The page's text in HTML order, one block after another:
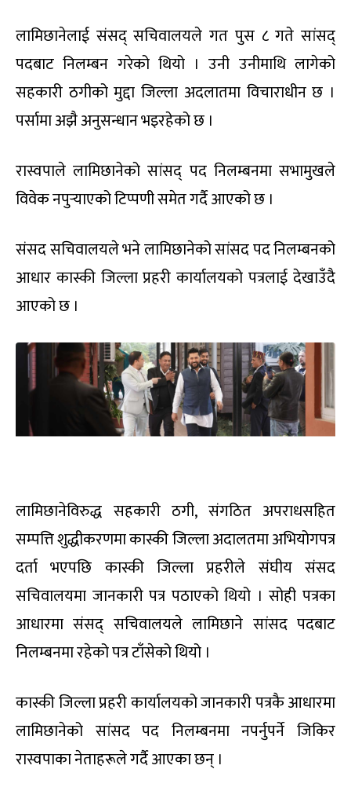
लामिछानेलाई संसद् सचिवालयले गत पुस ८ गते सांसद्
पदबाट निलम्बन गरेको थियो । उनी उनीमाथि लागेको
सहकारी ठगीको मुद्दा जिल्ला अदलातमा विचाराधीन छ ।
पर्सामा अझै अनुसन्धान भइरहेको छ ।
रास्वपाले लामिछानेको सांसद् पद निलम्बनमा सभामुखले
विवेक नपुर्‍याएको टिप्पणी समेत गर्दै आएको छ ।
संसद सचिवालयले भने लामिछानेको सांसद पद निलम्बनको
आधार कास्की जिल्ला प्रहरी कार्यालयको पत्रलाई देखाउँदै
आएको छ ।
लामिछानेविरुद्ध सहकारी ठगी, संगठित अपराधसहित
सम्पत्ति शुद्धीकरणमा कास्की जिल्ला अदालतमा अभियोगपत्र
दर्ता भएपछि कास्की जिल्ला प्रहरीले संघीय संसद
सचिवालयमा जानकारी पत्र पठाएको थियो । सोही पत्रका
आधारमा संसद् सचिवालयले लामिछाने सांसद पदबाट
निलम्बनमा रहेको पत्र टाँसेको थियो ।
कास्की जिल्ला प्रहरी कार्यालयको जानकारी पत्रकै आधारमा
लामिछानेको सांसद पद निलम्बनमा नपर्नुपर्ने जिकिर
रास्वपाका नेताहरूले गर्दै आएका छन् ।